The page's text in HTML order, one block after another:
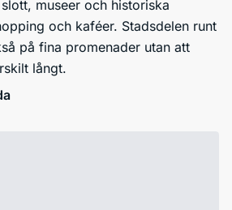
museer och historiska
och kaféer. Stadsdelen runt
på fina promenader utan att
långt.